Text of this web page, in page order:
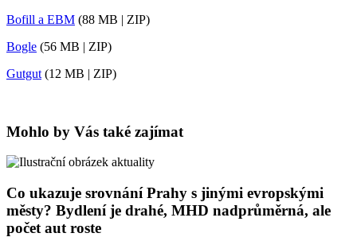
Bofill a EBM (88 MB | ZIP)
Bogle (56 MB | ZIP)
Gutgut (12 MB | ZIP)
Mohlo by Vás také zajímat
Co ukazuje srovnání Prahy s jinými evropskými
městy? Bydlení je drahé, MHD nadprůměrná, ale
počet aut roste